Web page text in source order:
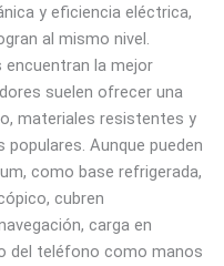
y eficiencia eléctrica,
al mismo nivel.
encuentran la mejor
suelen ofrecer una
materiales resistentes y
Aunque pueden
como base refrigerada,
cubren
carga en
del teléfono como manos